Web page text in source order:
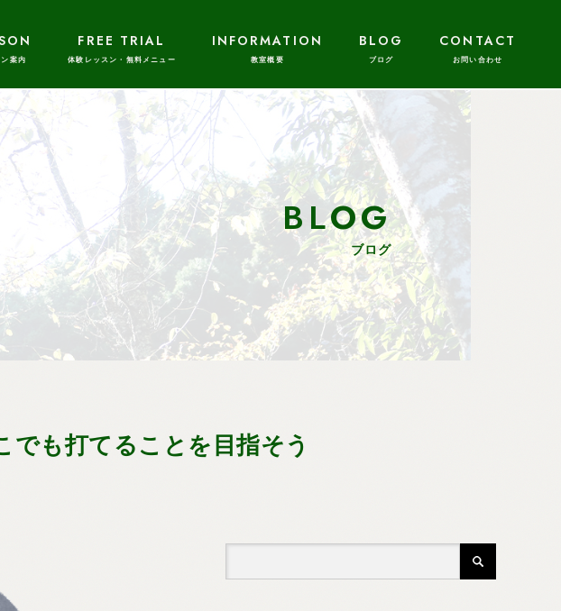
FREE TRIAL INFORMATION BLOG CONTACT
BLOG
ブログ
でも打てることを目指そう